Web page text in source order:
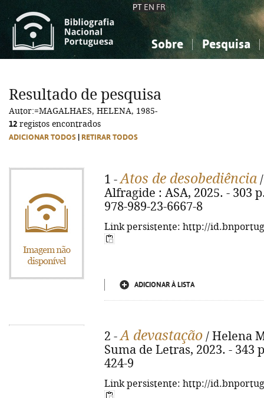
PT EN FR
Sobre Pesquisa
Ciências sociais...
Ciências sociais...
Resultado de pesquisa
Autor:=MAGALHAES, HELENA, 1985-
12 registos encontrados
ADICIONAR TODOS RETIRAR TODOS
1 -Atos de desobediência
Alfragide : ASA, 2025. - 303
978-989-23-6667-8
Link persistente: http://
ADICIONAR À LISTA
2 -A devastação / Helena
Suma de Letras, 2023. - 343
424-9
Link persistente: http://